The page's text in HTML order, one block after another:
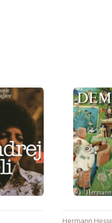
Hermann